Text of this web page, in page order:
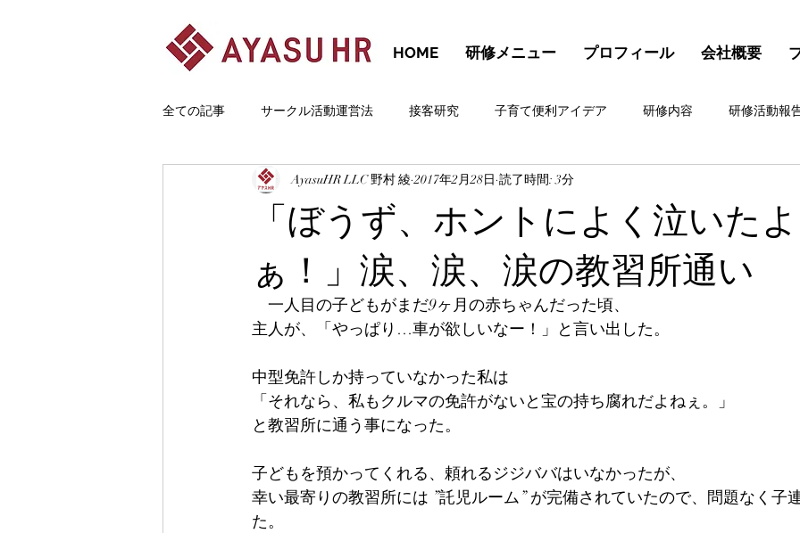
HOME 研修メニュー プロフィール 会社概要
全ての記事 サークル活動運営法 接客研究 子育て便利アイデア 研修内容 研修活動報
はじめまして カテゴリー 1 カテゴリー 2
「ぼうず、ホントによく泣いた
ぁ！」涙、涙、涙の教習所通い
AyasuHR LLC 野村 綾 2017年2月28日 読了時間: 3分
一人目の子どもがまだ9ヶ月の赤ちゃんだった頃、
主人が、「やっぱり…車が欲しいなー！」と言い出した。
中型免許しか持っていなかった私は
「それなら、私もクルマの免許がないと宝の持ち腐れだよねぇ。」
と教習所に通う事になった。
子どもを預かってくれる、頼れるジジババはいなかったが、
幸い最寄りの教習所には ”託児ルーム” が完備されていたので、問題なく子
た。